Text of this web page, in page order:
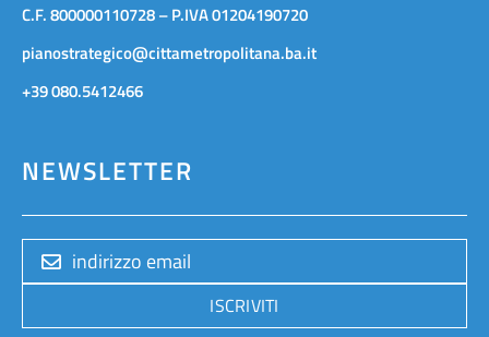
C.F. 800000110728 – P.IVA 01204190720
pianostrategico@cittametropolitana.ba.it
+39 080.5412466
NEWSLETTER
ISCRIVITI